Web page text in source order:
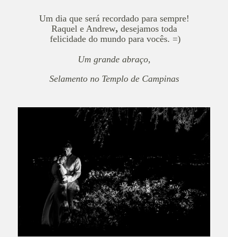
Um dia que será recordado para sempre!
Raquel e Andrew, desejamos toda
felicidade do mundo para vocês. =)
Um grande abraço,
Selamento no Templo de Campinas